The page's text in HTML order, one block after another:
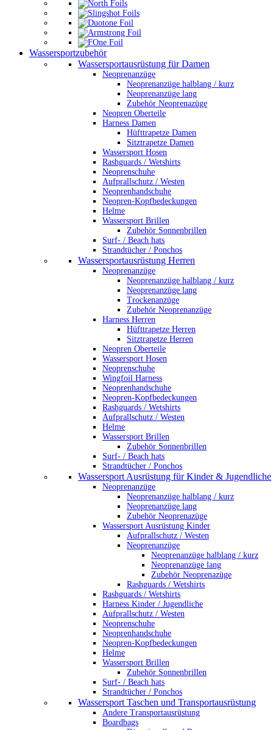
Wassersportzubehör
Wassersportausrüstung für Damen
Neoprenanzüge
Neoprenanzüge halblang / kurz
Neoprenanzüge lang
Zubehör Neoprenazüge
Neopren Oberteile
Harness Damen
Hüfttrapetze Damen
Sitztrapetze Damen
Wassersport Hosen
Rashguards / Wetshirts
Neoprenschuhe
Aufprallschutz / Westen
Neoprenhandschuhe
Neopren-Kopfbedeckungen
Helme
Wassersport Brillen
Zubehör Sonnenbrillen
Surf- / Beach hats
Strandtücher / Ponchos
Wassersportausrüstung Herren
Neoprenanzüge
Neoprenanzüge halblang / kurz
Neoprenanzüge lang
Trockenanzüge
Zubehör Neoprenanzüge
Harness Herren
Hüfttrapetze Herren
Sitztrapetze Herren
Neopren Oberteile
Wassersport Hosen
Neoprenschuhe
Wingfoil Harness
Neoprenhandschuhe
Neopren-Kopfbedeckungen
Rashguards / Wetshirts
Aufprallschutz / Westen
Helme
Wassersport Brillen
Zubehör Sonnenbrillen
Surf- / Beach hats
Strandtücher / Ponchos
Wassersport Ausrüstung für Kinder & Jugendliche
Neoprenanzüge
Neoprenanzüge halblang / kurz
Neoprenanzüge lang
Zubehör Neoprenazüge
Wassersport Ausrüstung Kinder
Aufprallschutz / Westen
Neoprenanzüge
Neoprenanzüge halblang / kurz
Neoprenanzüge lang
Zubehör Neoprenazüge
Rashguards / Wetshirts
Rashguards / Wetshirts
Harness Kinder / Jugendliche
Aufprallschutz / Westen
Neoprenschuhe
Neoprenhandschuhe
Neopren-Kopfbedeckungen
Helme
Wassersport Brillen
Zubehör Sonnenbrillen
Surf- / Beach hats
Strandtücher / Ponchos
Wassersport Taschen und Transportausrüstung
Andere Transportausrüstung
Boardbags